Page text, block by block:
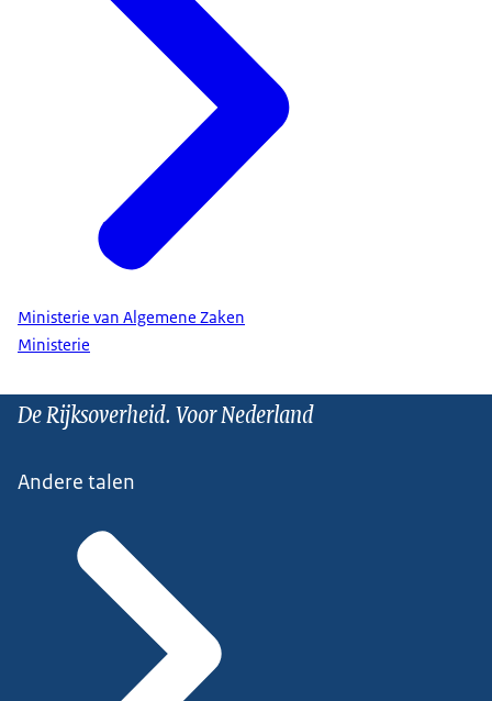
Ministerie van Algemene Zaken
Ministerie
De Rijksoverheid. Voor Nederland
Andere talen